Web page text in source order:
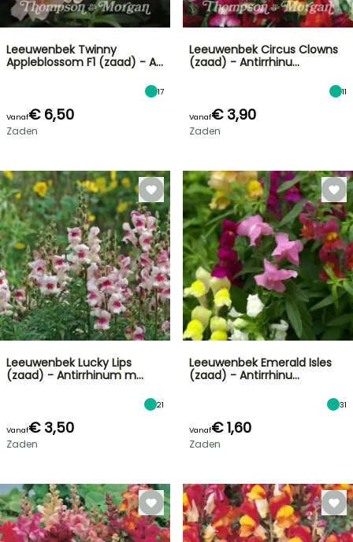
Leeuwenbek Twinny
Appleblossom F1 (zaad) - A…
17
Vanaf€ 6,50
Zaden
Leeuwenbek Circus Clowns
(zaad) - Antirrhinu…
11
Vanaf€ 3,90
Zaden
Leeuwenbek Lucky Lips
(zaad) - Antirrhinum m…
21
Vanaf€ 3,50
Zaden
Leeuwenbek Emerald Isles
(zaad) - Antirrhinu…
31
Vanaf€ 1,60
Zaden